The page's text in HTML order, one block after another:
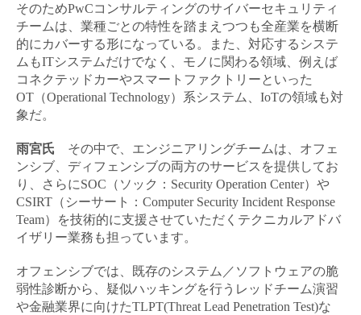
そのためPwCコンサルティングのサイバーセキュリティ
チームは、業種ごとの特性を踏まえつつも全産業を横断
的にカバーする形になっている。また、対応するシステ
ムもITシステムだけでなく、モノに関わる領域、例えば
コネクテッドカーやスマートファクトリーといった
OT（Operational Technology）系システム、IoTの領域も対
象だ。
雨宮氏 その中で、エンジニアリングチームは、オフェ
ンシブ、ディフェンシブの両方のサービスを提供してお
り、さらにSOC（ソック：Security Operation Center）や
CSIRT（シーサート：Computer Security Incident Response
Team）を技術的に支援させていただくテクニカルアドバ
イザリー業務も担っています。
オフェンシブでは、既存のシステム／ソフトウェアの脆
弱性診断から、疑似ハッキングを行うレッドチーム演習
や金融業界に向けたTLPT(Threat Lead Penetration Test)な